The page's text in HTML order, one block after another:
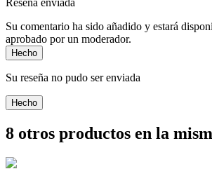
Reseña enviada
Su comentario ha sido añadido y estará
aprobado por un moderador.
Hecho
Su reseña no pudo ser enviada
Hecho
8 otros productos en la